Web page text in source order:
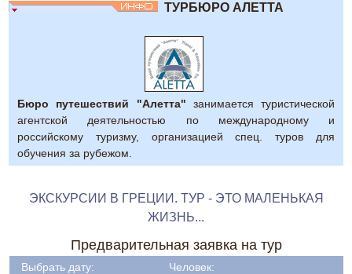
ТУРБЮРО АЛЕТТА
Бюро путешествий "Алетта" занимается туристической
агентской деятельностью по международному и
российскому туризму, организацией спец. туров для
обучения за рубежом.
ЭКСКУРСИИ В ГРЕЦИИ. ТУР - ЭТО МАЛЕНЬКАЯ
ЖИЗНЬ...
Предварительная заявка на тур
Выбрать дату: Человек: